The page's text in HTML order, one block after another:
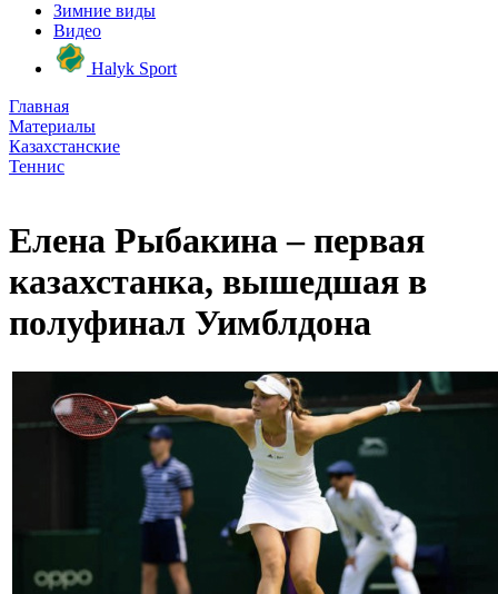
Зимние виды
Видео
Halyk Sport
Главная
Материалы
Казахстанские
Теннис
Елена Рыбакина – первая
казахстанка, вышедшая в
полуфинал Уимблдона